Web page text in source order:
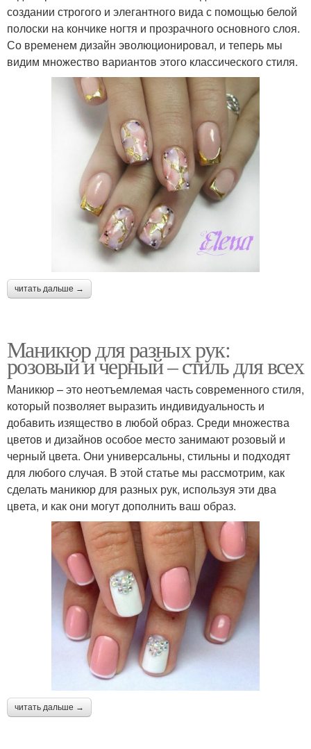
создании строгого и элегантного вида с помощью белой
полоски на кончике ногтя и прозрачного основного слоя.
Со временем дизайн эволюционировал, и теперь мы
видим множество вариантов этого классического стиля.
читать дальше →
Маникюр для разных рук:
розовый и черный – стиль для всех
Маникюр – это неотъемлемая часть современного стиля,
который позволяет выразить индивидуальность и
добавить изящество в любой образ. Среди множества
цветов и дизайнов особое место занимают розовый и
черный цвета. Они универсальны, стильны и подходят
для любого случая. В этой статье мы рассмотрим, как
сделать маникюр для разных рук, используя эти два
цвета, и как они могут дополнить ваш образ.
читать дальше →